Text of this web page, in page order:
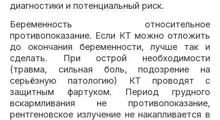
диагностики и потенциальный риск.
Беременность относительное
противопоказание. Если КТ можно отложить
до окончания беременности, лучше так и
сделать. При острой необходимости
(травма, сильная боль, подозрение на
серьёзную патологию) КТ проводят с
защитным фартуком. Период грудного
вскармливания не противопоказание,
рентгеновское излучение не накапливается в